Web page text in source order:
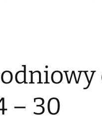
– 30